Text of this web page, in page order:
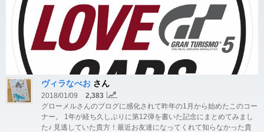
ヴィラなべお さん
2018/01/09
2,383
グローメルさんのブログに感化されて昨年の1月から始めたこのコー
ナー。 1年が経ち久しぶりに第12弾を書いた記念にまとめてみまし
た♪ 見逃していた貴方！最近お友達になってくれて知らなかった貴